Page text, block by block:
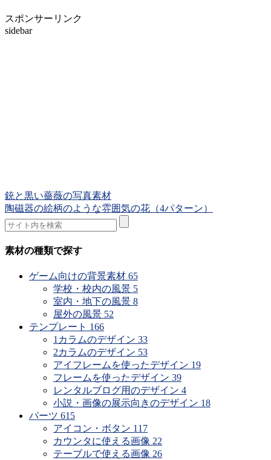
スポンサーリンク
sidebar
銃と黒い薔薇の写真素材
陶磁器の絵柄のような雰囲気の花（4パターン）
素材の種類で探す
ゲーム向けの背景素材 65
学校・校内の風景 5
室内・地下の風景 8
屋外の風景 52
テンプレート 166
1カラムのデザイン 33
2カラムのデザイン 53
アイフレームを使ったデザイン 19
フレームを使ったデザイン 39
レンタルブログ用のデザイン 4
小説・画像の展示向きのデザイン 18
パーツ 615
アイコン・ボタン 117
カウンタに使える画像 22
テーブルで使える画像 26